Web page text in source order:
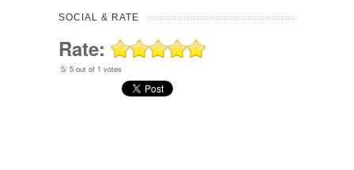
SOCIAL & RATE
Rate:
5/ 5 out of 1 votes